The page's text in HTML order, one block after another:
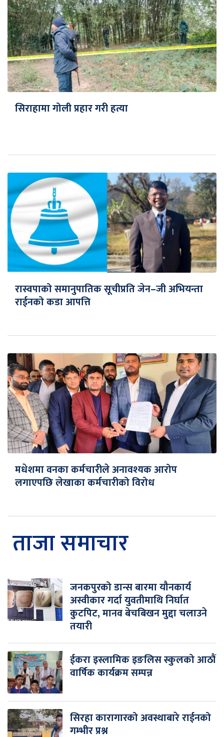
सिराहामा गोली प्रहार गरी हत्या
रास्वपाको समानुपातिक सूचीप्रति जेन–जी अभियन्ता
राईनको कडा आपत्ति
मधेशमा वनका कर्मचारीले अनावश्यक आरोप
लगाएपछि लेखाका कर्मचारीको विरोध
ताजा समाचार
जनकपुरको डान्स बारमा यौनकार्य
अस्वीकार गर्दा युवतीमाथि निर्घात
कुटपिट, मानव बेचबिखन मुद्दा चलाउने
तयारी
ईकरा इस्लामिक इङलिस स्कुलको आठौं
वार्षिक कार्यक्रम सम्पन्न
सिरहा कारागारको अवस्थाबारे राईनको
गम्भीर प्रश्न